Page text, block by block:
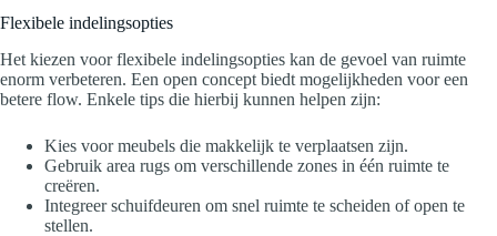
Flexibele indelingsopties
Het kiezen voor flexibele indelingsopties kan de gevoel van ruimte
enorm verbeteren. Een open concept biedt mogelijkheden voor een
betere flow. Enkele tips die hierbij kunnen helpen zijn:
Kies voor meubels die makkelijk te verplaatsen zijn.
Gebruik area rugs om verschillende zones in één ruimte te
creëren.
Integreer schuifdeuren om snel ruimte te scheiden of open te
stellen.